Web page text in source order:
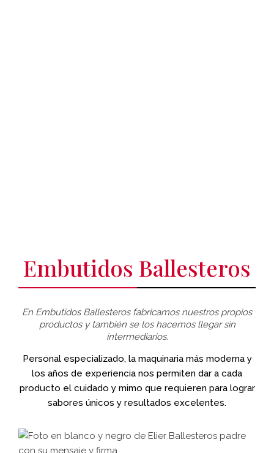
Embutidos Ballesteros
En Embutidos Ballesteros fabricamos nuestros propios
productos y también se los hacemos llegar sin
intermediarios.
Personal especializado, la maquinaria más moderna y
los años de experiencia nos permiten dar a cada
producto el cuidado y mimo que requieren para lograr
sabores únicos y resultados excelentes.